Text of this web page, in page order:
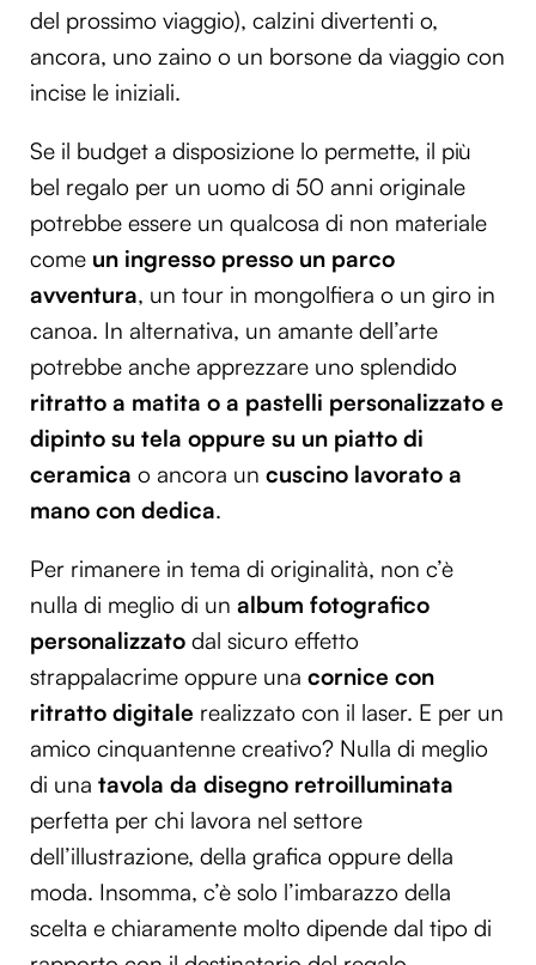
del prossimo viaggio), calzini divertenti o,
ancora, uno zaino o un borsone da viaggio con
incise le iniziali.
Se il budget a disposizione lo permette, il più
bel regalo per un uomo di 50 anni originale
potrebbe essere un qualcosa di non materiale
come un ingresso presso un parco
avventura, un tour in mongolfiera o un giro in
canoa. In alternativa, un amante dell’arte
potrebbe anche apprezzare uno splendido
ritratto a matita o a pastelli personalizzato e
dipinto su tela oppure su un piatto di
ceramica o ancora un cuscino lavorato a
mano con dedica.
Per rimanere in tema di originalità, non c’è
nulla di meglio di un album fotografico
personalizzato dal sicuro effetto
strappalacrime oppure una cornice con
ritratto digitale realizzato con il laser. E per un
amico cinquantenne creativo? Nulla di meglio
di una tavola da disegno retroilluminata
perfetta per chi lavora nel settore
dell’illustrazione, della grafica oppure della
moda. Insomma, c’è solo l’imbarazzo della
scelta e chiaramente molto dipende dal tipo di